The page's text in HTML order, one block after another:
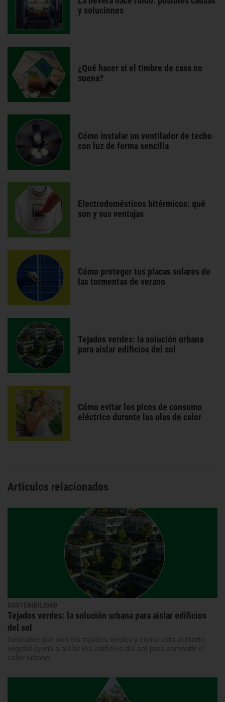
y soluciones
¿Qué hacer si el timbre de casa no
suena?
Cómo instalar un ventilador de techo
con luz de forma sencilla
Electrodomésticos bitérmicos: qué
son y sus ventajas
Cómo proteger tus placas solares de
las tormentas de verano
Tejados verdes: la solución urbana
para aislar edificios del sol
Cómo evitar los picos de consumo
eléctrico durante las olas de calor
Artículos relacionados
SOSTENIBILIDAD
Tejados verdes: la solución urbana para aislar edificios
del sol
Descubre qué son los tejados verdes y cómo esta cubierta
vegetal ayuda a aislar los edificios del sol para combatir el
calor urbano.